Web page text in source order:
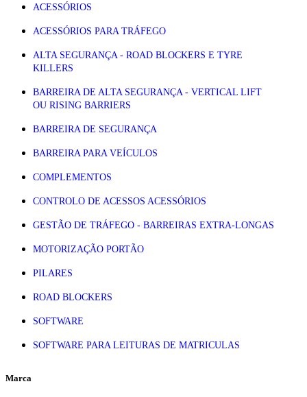
ACESSÓRIOS
ACESSÓRIOS PARA TRÁFEGO
ALTA SEGURANÇA - ROAD BLOCKERS E TYRE
KILLERS
BARREIRA DE ALTA SEGURANÇA - VERTICAL LIFT
OU RISING BARRIERS
BARREIRA DE SEGURANÇA
BARREIRA PARA VEÍCULOS
COMPLEMENTOS
CONTROLO DE ACESSOS ACESSÓRIOS
GESTÃO DE TRÁFEGO - BARREIRAS EXTRA-LONGAS
MOTORIZAÇÃO PORTÃO
PILARES
ROAD BLOCKERS
SOFTWARE
SOFTWARE PARA LEITURAS DE MATRICULAS
Marca